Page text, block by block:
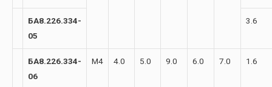
БА8.226.334-
05
3.6
БА8.226.334-
06
М4 4.0 5.0 9.0 6.0 7.0 1.6